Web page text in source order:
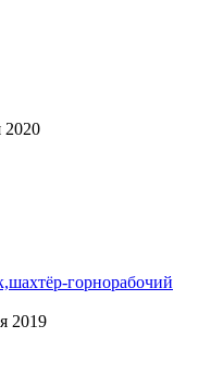
2020
горнорабочий
2019